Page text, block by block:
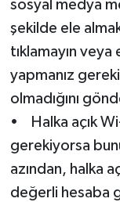
sosyal medya
şekilde ele
tıklamayın
yapmanız
olmadığını
• Halka açık
gerekiyorsa
azından, halka
değerli hesaba